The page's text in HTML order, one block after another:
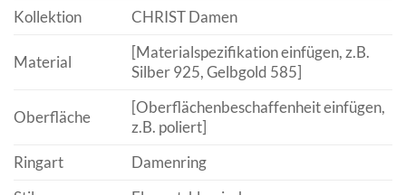
Kollektion
CHRIST Damen
Material
[Materialspezifikation einfügen, z.B.
Silber 925, Gelbgold 585]
Oberfläche
[Oberflächenbeschaffenheit einfügen,
z.B. poliert]
Ringart
Damenring